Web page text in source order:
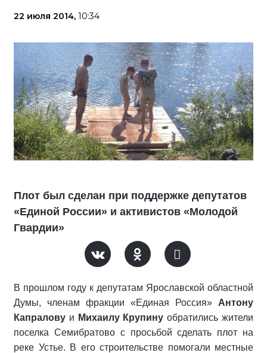
22 июля 2014, 10:34
Плот был сделан при поддержке депутатов
«Единой России» и активистов «Молодой
Гвардии»
В прошлом году к депутатам Ярославской областной
Думы, членам фракции «Единая Россия» Антону
Капралову и Михаилу Крупину обратились жители
поселка Семибратово с просьбой сделать плот на
реке Устье. В его строительстве помогали местные